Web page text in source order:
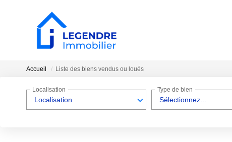
Accueil Liste des biens vendus ou loués
Localisation
Localisation
Sélectionnez...
Type de bien